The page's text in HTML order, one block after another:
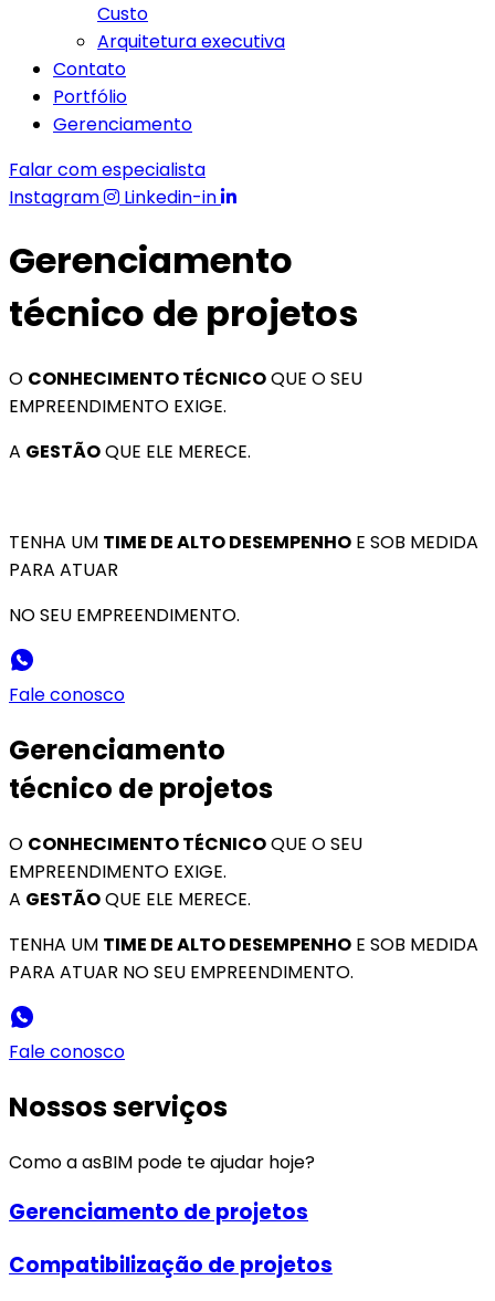
Custo
Arquitetura executiva
Contato
Portfólio
Gerenciamento
Falar com especialista
Instagram
Linkedin-in
Gerenciamento
técnico de projetos
O CONHECIMENTO TÉCNICOQUE O SEU
EMPREENDIMENTO EXIGE.
A GESTÃOQUE ELE MERECE.
TENHA UM TIME DE ALTO DESEMPENHO E SOB MEDIDA
PARA ATUAR
NO SEU EMPREENDIMENTO.
Fale conosco
Gerenciamento
técnico de projetos
O CONHECIMENTO TÉCNICOQUE O SEU
EMPREENDIMENTO EXIGE.
A GESTÃOQUE ELE MERECE.
TENHA UM TIME DE ALTO DESEMPENHO E SOB MEDIDA
PARA ATUAR NO SEU EMPREENDIMENTO.
Fale conosco
Nossos serviços
Como a asBIM pode te ajudar hoje?
Gerenciamento de projetos
Compatibilização de projetos